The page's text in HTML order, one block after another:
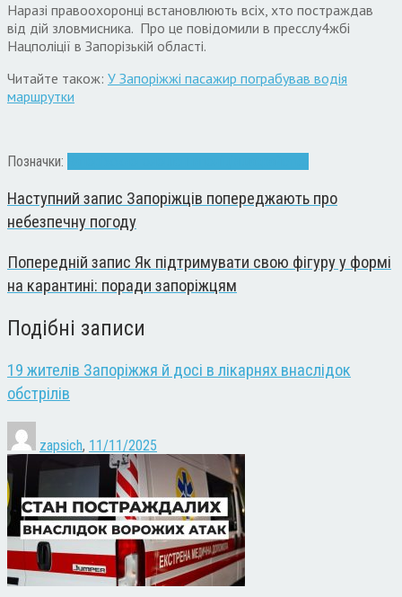
Наразі правоохоронці встановлюють всіх, хто постраждав
від дій зловмисника. Про це повідомили в пресслу4жбі
Нацполіції в Запорізькій області.
Читайте також: У Запоріжжі пасажир пограбував водія
маршрутки
Позначки:
Наступний запис Запоріжців попереджають про
небезпечну погоду
Попередній запис Як підтримувати свою фігуру у формі
на карантині: поради запоріжцям
Подібні записи
19 жителів Запоріжжя й досі в лікарнях внаслідок
обстрілів
zapsich, 11/11/2025